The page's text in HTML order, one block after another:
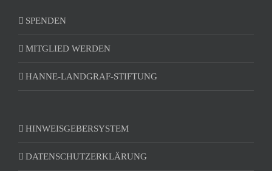
SPENDEN
MITGLIED WERDEN
HANNE-LANDGRAF-STIFTUNG
HINWEISGEBERSYSTEM
DATENSCHUTZERKLÄRUNG